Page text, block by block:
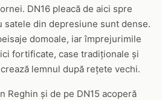
DN16 pleacă de aici spre
satele din depresiune sunt dense.
domoale, iar împrejurimile
fortificate, case tradiționale și
lemnul după rețete vechi.
Reghin și de pe DN15 acoperă